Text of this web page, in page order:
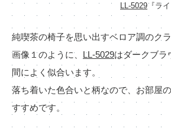
LL-5029『ライ
純喫茶の椅子を思い出すベロア調のクラ
画像１のように、 LL-5029はダークブラ
間によく似合います。
落ち着いた色合いと柄なので、お部屋
すすめです。